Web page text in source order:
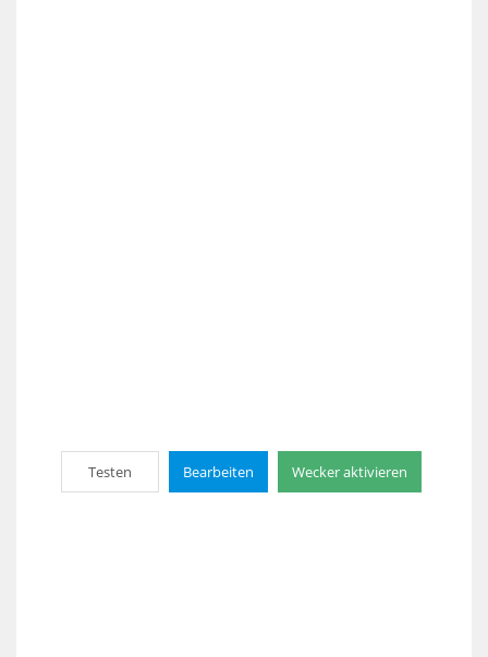
Testen Bearbeiten Wecker aktivieren